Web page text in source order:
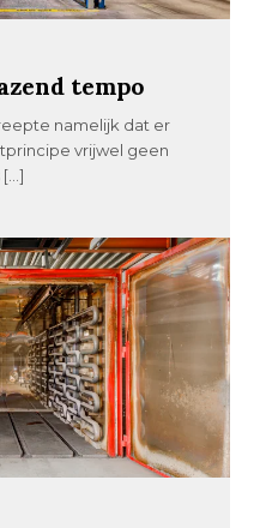
tempo
namelijk dat er
vrijwel geen